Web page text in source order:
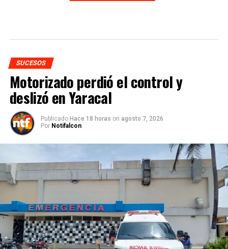
SUCESOS
Motorizado perdió el control y
deslizó en Yaracal
Publicado Hace 18 horas on agosto 7, 2026
Por Notifalcon